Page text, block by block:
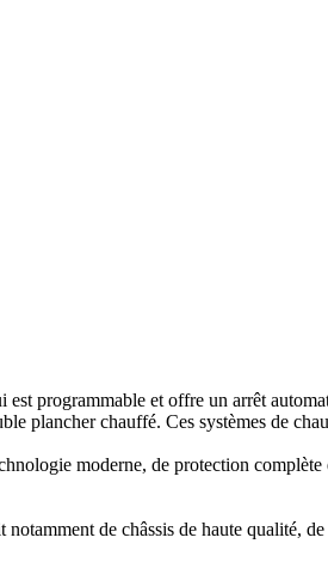
programmable et offre un arrêt
plancher chauffé. Ces systèmes de
moderne, de protection
de châssis de haute qualité,